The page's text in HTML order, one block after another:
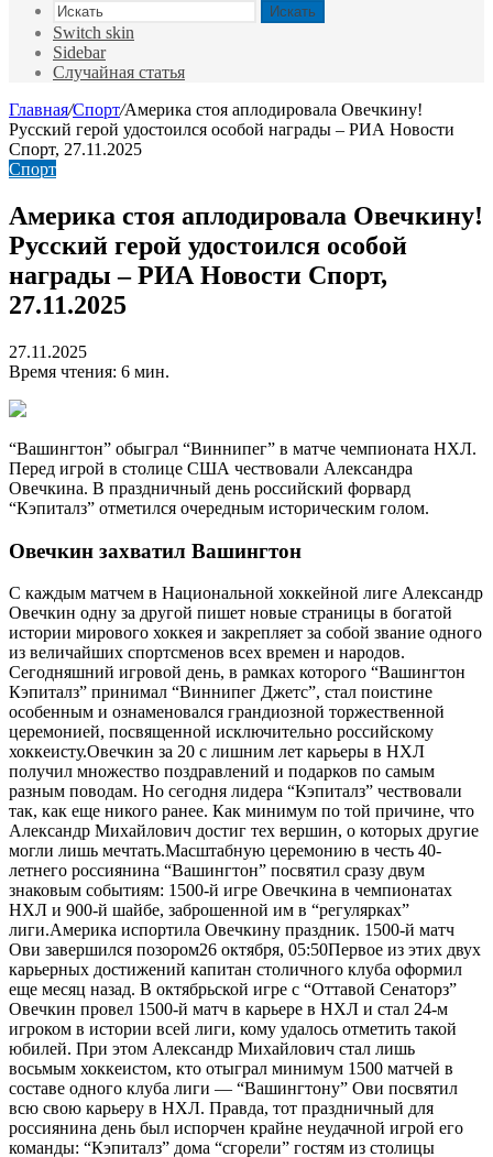
Искать
Switch skin
Sidebar
Случайная статья
Главная/Спорт/Америка стоя аплодировала Овечкину!
Русский герой удостоился особой награды – РИА Новости
Спорт, 27.11.2025
Спорт
Америка стоя аплодировала Овечкину!
Русский герой удостоился особой
награды – РИА Новости Спорт,
27.11.2025
27.11.2025
Время чтения: 6 мин.
“Вашингтон” обыграл “Виннипег” в матче чемпионата НХЛ.
Перед игрой в столице США чествовали Александра
Овечкина. В праздничный день российский форвард
“Кэпиталз” отметился очередным историческим голом.
Овечкин захватил Вашингтон
С каждым матчем в Национальной хоккейной лиге Александр
Овечкин одну за другой пишет новые страницы в богатой
истории мирового хоккея и закрепляет за собой звание одного
из величайших спортсменов всех времен и народов.
Сегодняшний игровой день, в рамках которого “Вашингтон
Кэпиталз” принимал “Виннипег Джетс”, стал поистине
особенным и ознаменовался грандиозной торжественной
церемонией, посвященной исключительно российскому
хоккеисту.Овечкин за 20 с лишним лет карьеры в НХЛ
получил множество поздравлений и подарков по самым
разным поводам. Но сегодня лидера “Кэпиталз” чествовали
так, как еще никого ранее. Как минимум по той причине, что
Александр Михайлович достиг тех вершин, о которых другие
могли лишь мечтать.Масштабную церемонию в честь 40-
летнего россиянина “Вашингтон” посвятил сразу двум
знаковым событиям: 1500-й игре Овечкина в чемпионатах
НХЛ и 900-й шайбе, заброшенной им в “регулярках”
лиги.Америка испортила Овечкину праздник. 1500-й матч
Ови завершился позором26 октября, 05:50Первое из этих двух
карьерных достижений капитан столичного клуба оформил
еще месяц назад. В октябрьской игре с “Оттавой Сенаторз”
Овечкин провел 1500-й матч в карьере в НХЛ и стал 24-м
игроком в истории всей лиги, кому удалось отметить такой
юбилей. При этом Александр Михайлович стал лишь
восьмым хоккеистом, кто отыграл минимум 1500 матчей в
составе одного клуба лиги — “Вашингтону” Ови посвятил
всю свою карьеру в НХЛ. Правда, тот праздничный для
россиянина день был испорчен крайне неудачной игрой его
команды: “Кэпиталз” дома “сгорели” гостям из столицы